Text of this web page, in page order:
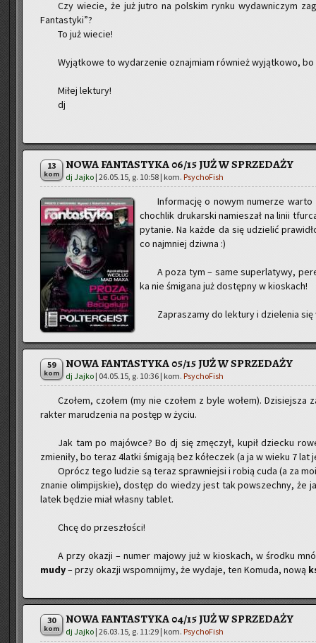
Czy wie­cie, że już jutro na pol­skim rynku wy­daw­ni­czym
Fan­ta­sty­ki”?
To już wie­cie!
Wy­jąt­ko­we to wy­da­rze­nie oznaj­miam rów­nież wy­jąt­ko­wo,
Miłej lek­tu­ry!
dj
13
kom
NOWA FANTASTYKA 06/15 JUŻ W SPRZEDAŻY
dj Jajko | 26.05.15, g. 10:58 | kom. PsychoFish
In­for­ma­cję o nowym nu­me­rze
cho­chlik dru­kar­ski na­mie­szał na linii
py­ta­nie. Na każde da się udzie­lić
co naj­mniej dziw­na :)
A poza tym – same su­per­la­ty­wy,
ka nie śmi­ga­na już do­stęp­ny w kio­skach!
Za­pra­sza­my do lek­tu­ry i dzie­le­nia się
59
kom
NOWA FANTASTYKA 05/15 JUŻ W SPRZEDAŻY
dj Jajko | 04.05.15, g. 10:36 | kom. PsychoFish
Czo­łem, czo­łem (my nie czo­łem z byle wołem). Dzi­siej­sza
rak­ter ma­ru­dze­nia na po­stęp w życiu.
Jak tam po ma­jów­ce? Bo dj się zmę­czył, kupił dziec­ku
zmie­ni­ły, bo teraz 4lat­ki śmi­ga­ją bez kó­łe­czek (a ja w wieku 7 lat
Oprócz tego lu­dzie są teraz spraw­niej­si i robią cuda (a za
zna­nie olim­pij­skie), do­stęp do wie­dzy jest tak po­wszech­ny, że
la­tek bę­dzie miał wła­sny ta­blet.
Chcę do prze­szło­ści!
A przy oka­zji – numer ma­jo­wy już w kio­skach, w środ­ku
mu­dy– przy oka­zji wspo­mnij­my, że wy­da­je, ten Ko­mu­da, nową
30
kom
NOWA FANTASTYKA 04/15 JUŻ W SPRZEDAŻY
dj Jajko | 26.03.15, g. 11:29 | kom. PsychoFish